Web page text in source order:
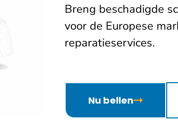
Breng beschadigde
voor de Europese
reparatieservices.
Nu bellen